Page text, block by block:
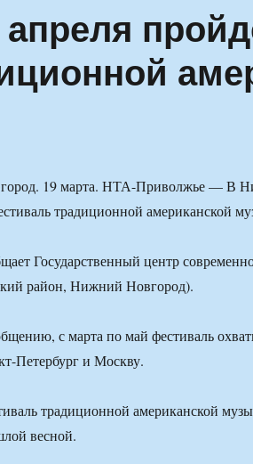
19 марта. НТА-Приволжье — В
традиционной американской
Государственный центр
район, Нижний Новгород).
с марта по май фестиваль
Петербург и Москву.
традиционной американской
весной.